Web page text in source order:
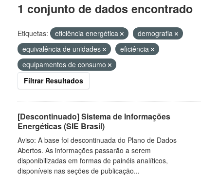
1 conjunto de dados encontrado
Etiquetas: eficiência energética
demografia
equivalência de unidades
eficiência
equipamentos de consumo
Filtrar Resultados
[Descontinuado] Sistema de Informações
Energéticas (SIE Brasil)
Aviso: A base foi descontinuada do Plano de Dados
Abertos. As informações passarão a serem
disponibilizadas em formas de painéis analíticos,
disponíveis nas seções de publicação...